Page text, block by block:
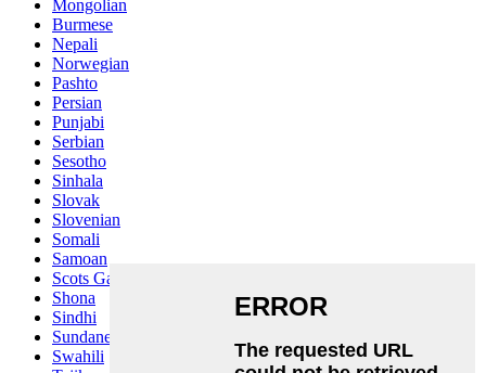
Mongolian
Burmese
Nepali
Norwegian
Pashto
Persian
Punjabi
Serbian
Sesotho
Sinhala
Slovak
Slovenian
Somali
Samoan
Scots Gaelic
Shona
Sindhi
Sundanese
Swahili